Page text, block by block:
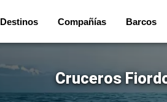
Destinos Compañías Barcos
Cruceros